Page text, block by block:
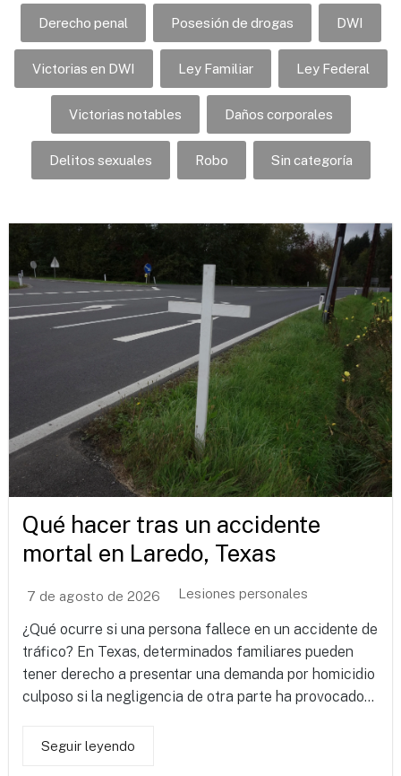
Derecho penal Posesión de drogas DWI
Victorias en DWI Ley Familiar Ley Federal
Victorias notables Daños corporales
Delitos sexuales Robo Sin categoría
Qué hacer tras un accidente
mortal en Laredo, Texas
7 de agosto de 2026 Lesiones personales
¿Qué ocurre si una persona fallece en un accidente de
tráfico? En Texas, determinados familiares pueden
tener derecho a presentar una demanda por homicidio
culposo si la negligencia de otra parte ha provocado...
Seguir leyendo